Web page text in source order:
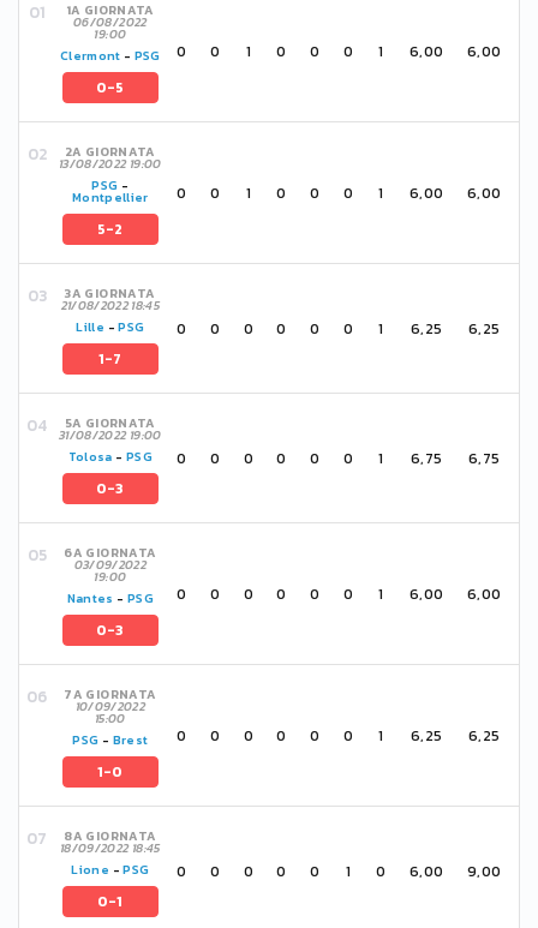
1A GIORNATA
06/08/2022
19:00
Clermont - PSG
0-5
0 0 1 0 0 0 1 6,00 6,00
2A GIORNATA
13/08/2022 19:00
PSG -
Montpellier
5-2
0 0 1 0 0 0 1 6,00 6,00
3A GIORNATA
21/08/2022 18:45
Lille -PSG
1-7
0 0 0 0 0 0 1 6,25 6,25
5A GIORNATA
31/08/2022 19:00
Tolosa - PSG
0-3
0 0 0 0 0 0 1 6,75 6,75
6A GIORNATA
03/09/2022
19:00
Nantes - PSG
0-3
0 0 0 0 0 0 1 6,00 6,00
7A GIORNATA
10/09/2022
15:00
PSG - Brest
1-0
0 0 0 0 0 0 1 6,25 6,25
8A GIORNATA
18/09/2022 18:45
Lione -PSG
0-1
0 0 0 0 0 1 0 6,00 9,00